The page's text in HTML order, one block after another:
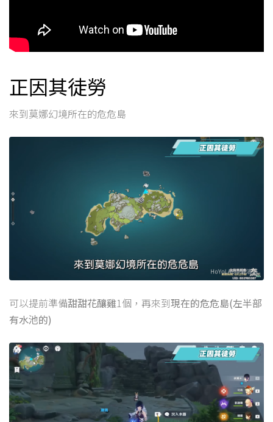
正因其徒勞
來到莫娜幻境所在的危危島
可以提前準備甜甜花釀雞1個，再來到現在的危危島(左半部
有水池的)